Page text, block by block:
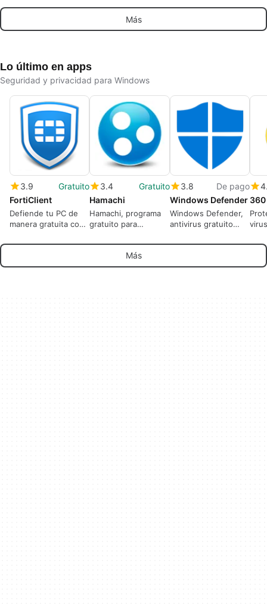
optimización de
diseñado para
con controles de
Más
Lo último en apps
Seguridad y privacidad para Windows
3.9
Gratuito
FortiClient
Defiende tu PC de
manera gratuita con
3.4
Gratuito
Hamachi
Hamachi, programa
gratuito para
LAN o VPN
3.8
De pago
Windows Defender
Windows Defender,
antivirus gratuito
malware
Más